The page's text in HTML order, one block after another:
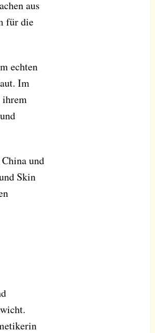
aus
für die
echten
Im
ihrem
und
Skin